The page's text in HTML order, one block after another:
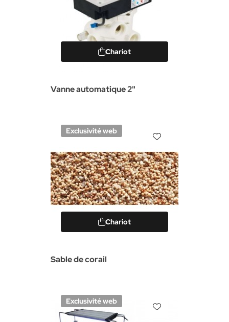
Chariot
Vanne automatique 2"
Exclusivité web
Chariot
Sable de corail
Exclusivité web